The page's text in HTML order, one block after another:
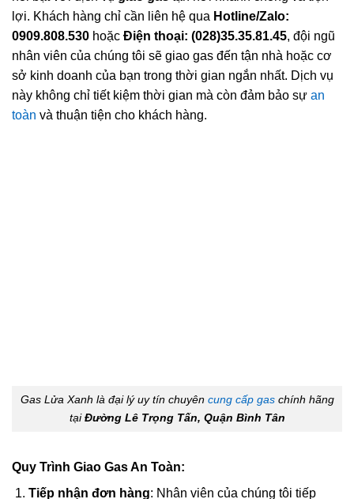
lợi. Khách hàng chỉ cần liên hệ qua Hotline/Zalo:
0909.808.530 hoặc Điện thoại: (028)35.35.81.45, đội ngũ
nhân viên của chúng tôi sẽ giao gas đến tận nhà hoặc cơ
sở kinh doanh của bạn trong thời gian ngắn nhất. Dịch vụ
này không chỉ tiết kiệm thời gian mà còn đảm bảo sự an
toàn và thuận tiện cho khách hàng.
Gas Lửa Xanh là đại lý uy tín chuyên cung cấp gaschính hãng
tạiĐường Lê Trọng Tấn, Quận Bình Tân
Quy Trình Giao Gas An Toàn:
Tiếp nhận đơn hàng: Nhân viên của chúng tôi tiếp